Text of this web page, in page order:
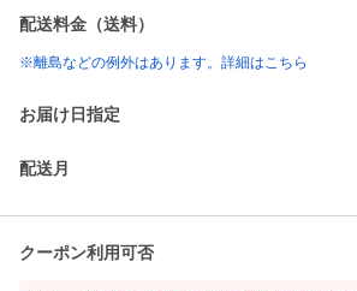
配送料金（送料）
※離島などの例外はあります。詳細はこちら
お届け日指定
配送月
クーポン利用可否